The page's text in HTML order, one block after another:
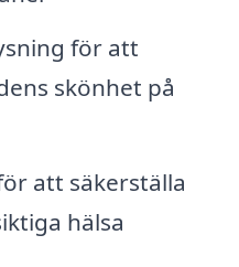
för att
skönhet på
att säkerställa
hälsa